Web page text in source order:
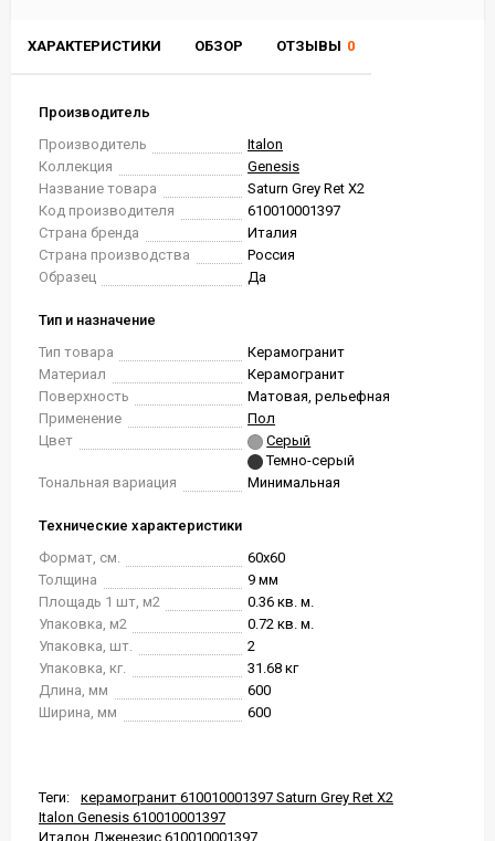
ХАРАКТЕРИСТИКИ ОБЗОР ОТЗЫВЫ 0
Производитель
Производитель
Italon
Коллекция
Genesis
Название товара
Saturn Grey Ret X2
Код производителя
610010001397
Страна бренда
Италия
Страна производства
Россия
Образец
Да
Тип и назначение
Тип товара
Керамогранит
Материал
Керамогранит
Поверхность
Матовая, рельефная
Применение
Пол
Цвет
Серый
Темно-серый
Тональная вариация
Минимальная
Технические характеристики
Формат, см.
60x60
Толщина
9 мм
Площадь 1 шт, м2
0.36 кв. м.
Упаковка, м2
0.72 кв. м.
Упаковка, шт.
2
Упаковка, кг.
31.68 кг
Длина, мм
600
Ширина, мм
600
Теги:
керамогранит 610010001397 Saturn Grey Ret X2
Italon Genesis 610010001397
Италон Дженезис 610010001397